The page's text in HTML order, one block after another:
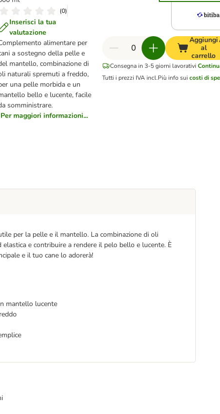
(0)
Inserisci la tua
valutazione
alimentare per
a sostegno della pelle e
mantello, combinazione di
naturali spremuti a freddo,
una pelle morbida e un
bello e lucente, facile
somministrare.
Per maggiori informazioni...
Aggiungi
al
carrello
Consegna in 3-5 giorni lavorativi
Tutti i prezzi IVA incl.Più info sui costi di
per la pelle e il mantello. La combinazione di oli
e contribuire a rendere il pelo bello e lucente. È
e il tuo cane lo adorerà!
mantello lucente